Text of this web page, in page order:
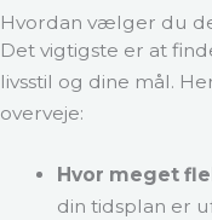
Hvordan vælger du
Det vigtigste er at
livsstil og dine mål.
overveje:
Hvor meget
din tidsplan er